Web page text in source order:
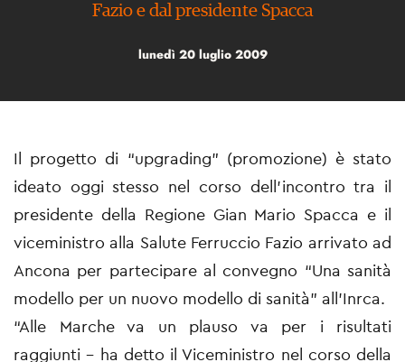
Fazio e dal presidente Spacca
lunedì 20 luglio 2009
Il progetto di “upgrading” (promozione) è stato
ideato oggi stesso nel corso dell’incontro tra il
presidente della Regione Gian Mario Spacca e il
viceministro alla Salute Ferruccio Fazio arrivato ad
Ancona per partecipare al convegno “Una sanità
modello per un nuovo modello di sanità” all’Inrca.
“Alle Marche va un plauso va per i risultati
raggiunti – ha detto il Viceministro nel corso della